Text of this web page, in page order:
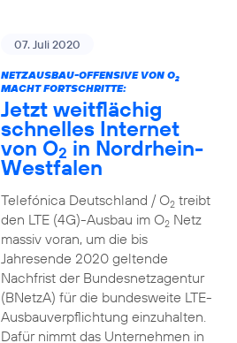
07. Juli 2020
NETZAUSBAU-OFFENSIVE VON O2
MACHT FORTSCHRITTE:
Jetzt weitflächig
schnelles Internet
von O2 in Nordrhein-
Westfalen
Telefónica Deutschland / O2treibt
den LTE (4G)-Ausbau im O2Netz
massiv voran, um die bis
Jahresende 2020 geltende
Nachfrist der Bundesnetzagentur
(BNetzA) für die bundesweite LTE-
Ausbauverpflichtung einzuhalten.
Dafür nimmt das Unternehmen in